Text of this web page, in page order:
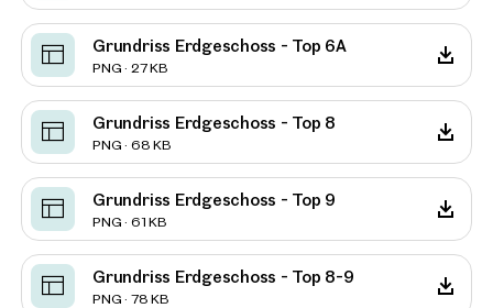
Grundriss Erdgeschoss - Top 6A
PNG · 27 KB
Grundriss Erdgeschoss - Top 8
PNG · 68 KB
Grundriss Erdgeschoss - Top 9
PNG · 61 KB
Grundriss Erdgeschoss - Top 8-9
PNG · 78 KB